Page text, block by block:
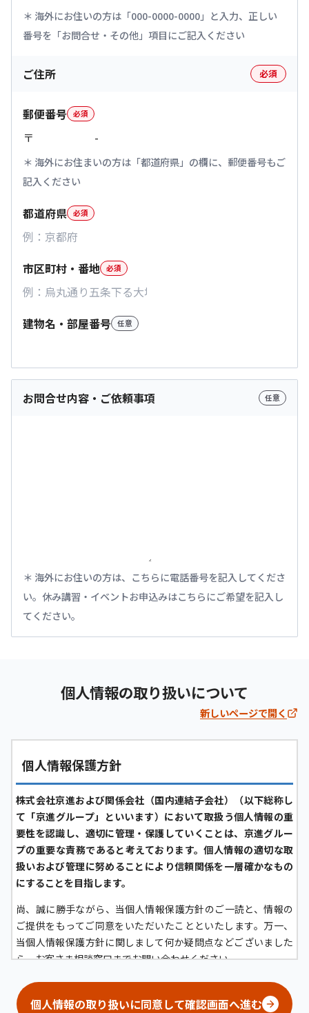
海外にお住いの方は「000-0000-0000」と入力、正しい
番号を「お問合せ・その他」項目にご記入ください
ご住所 必須
郵便番号 必須
〒 -
海外にお住まいの方は「都道府県」の欄に、郵便番号もご
記入ください
都道府県 必須
市区町村・番地 必須
建物名・部屋番号 任意
お問合せ内容・ご依頼事項 任意
海外にお住いの方は、こちらに電話番号を記入してくださ
い。休み講習・イベントお申込みはこちらにご希望を記入し
てください。
個人情報の取り扱いについて
新しいページで開く
個人情報保護方針
株式会社京進および関係会社（国内連結子会社）（以下総称し
て「京進グループ」といいます）において取扱う個人情報の重
要性を認識し、適切に管理・保護していくことは、京進グルー
プの重要な責務であると考えております。個人情報の適切な取
扱いおよび管理に努めることにより信頼関係を一層確かなもの
にすることを目指します。
尚、誠に勝手ながら、当個人情報保護方針のご一読と、情報の
ご提供をもってご同意をいただいたことといたします。万一、
当個人情報保護方針に関しまして何か疑問点などございました
ら、お客さま相談窓口までお問い合わせください。
京進グループにおける個人情報の定義について
個人情報の取り扱いに同意して確認画面へ進む